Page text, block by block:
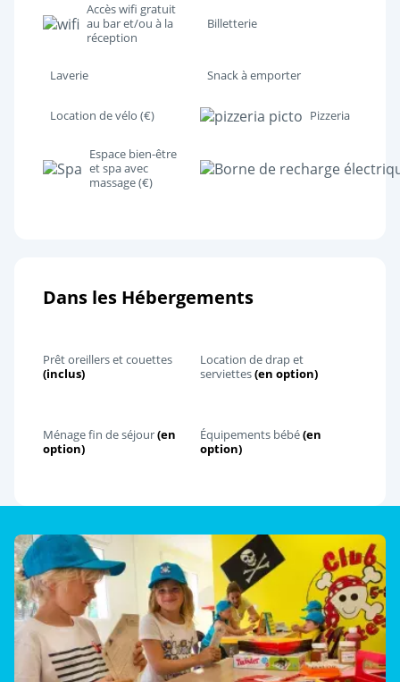
Accès wifi gratuit
au bar et/ou à la
réception
Billetterie
Laverie Snack à emporter
Location de vélo (€) Pizzeria
Espace bien-être
et spa avec
massage (€)
Dans les Hébergements
Prêt oreillers et couettes
(inclus)
Location de drap et
serviettes(en option)
Ménage fin de séjour(en
option)
Équipements bébé(en
option)